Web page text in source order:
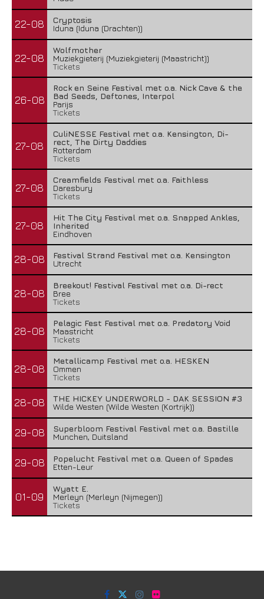
22-08
Cryptosis
Iduna (Iduna (Drachten))
22-08
Wolfmother
Muziekgieterij (Muziekgieterij (Maastricht))
Tickets
26-08
Rock en Seine Festival met o.a. Nick Cave & the
Bad Seeds, Deftones, Interpol
Parijs
Tickets
27-08
CuliNESSE Festival met o.a. Kensington, Di-
rect, The Dirty Daddies
Rotterdam
Tickets
27-08
Creamfields Festival met o.a. Faithless
Daresbury
Tickets
27-08
Hit The City Festival met o.a. Snapped Ankles,
Inherited
Eindhoven
28-08
Festival Strand Festival met o.a. Kensington
Utrecht
28-08
Breekout! Festival Festival met o.a. Di-rect
Bree
Tickets
28-08
Pelagic Fest Festival met o.a. Predatory Void
Maastricht
Tickets
28-08
Metallicamp Festival met o.a. HESKEN
Ommen
Tickets
28-08
THE HICKEY UNDERWORLD - DAK SESSION #3
Wilde Westen (Wilde Westen (Kortrijk))
29-08
Superbloom Festival Festival met o.a. Bastille
Munchen, Duitsland
29-08
Popelucht Festival met o.a. Queen of Spades
Etten-Leur
01-09
Wyatt E.
Merleyn (Merleyn (Nijmegen))
Tickets